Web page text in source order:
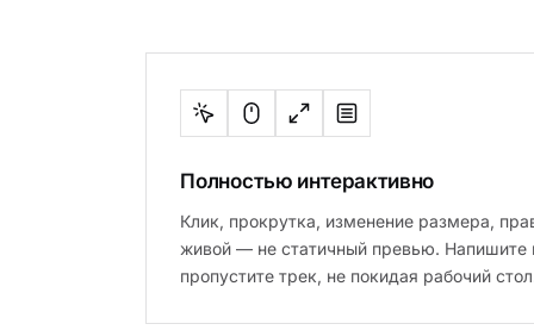
Полностью интерактивно
Клик, прокрутка, изменение размера,
живой — не статичный превью. Напишите
пропустите трек, не покидая рабочий